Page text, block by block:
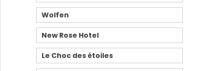
Wolfen
New Rose Hotel
Le Choc des étoiles